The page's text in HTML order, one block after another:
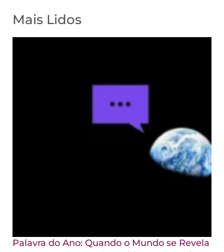
Mais Lidos
Palavra do Ano: Quando o Mundo se Revela